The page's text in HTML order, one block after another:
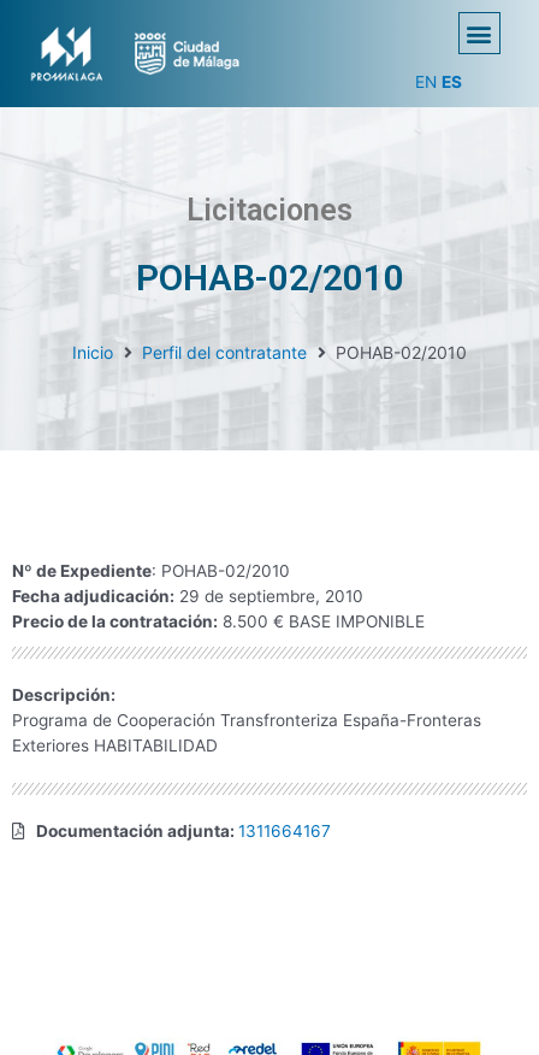
EN ES
Licitaciones
POHAB-02/2010
Inicio Perfil del contratante POHAB-02/2010
Nº de Expediente: POHAB-02/2010
Fecha adjudicación: 29 de septiembre, 2010
Precio de la contratación: 8.500 € BASE IMPONIBLE
Descripción:
Programa de Cooperación Transfronteriza España-Fronteras
Exteriores HABITABILIDAD
Documentación adjunta: 1311664167